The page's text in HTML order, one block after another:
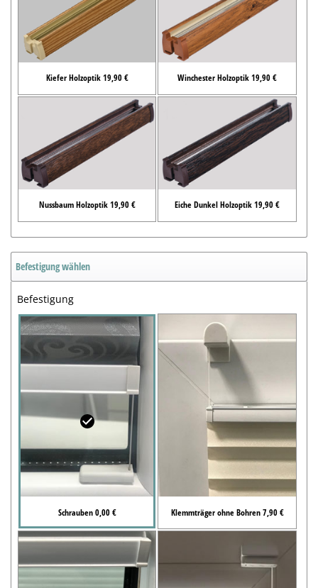
Kiefer Holzoptik 19,90 € Winchester Holzoptik 19,90 €
Nussbaum Holzoptik 19,90 € Eiche Dunkel Holzoptik 19,90 €
Befestigung wählen
Befestigung
Schrauben 0,00 € Klemmträger ohne Bohren 7,90 €